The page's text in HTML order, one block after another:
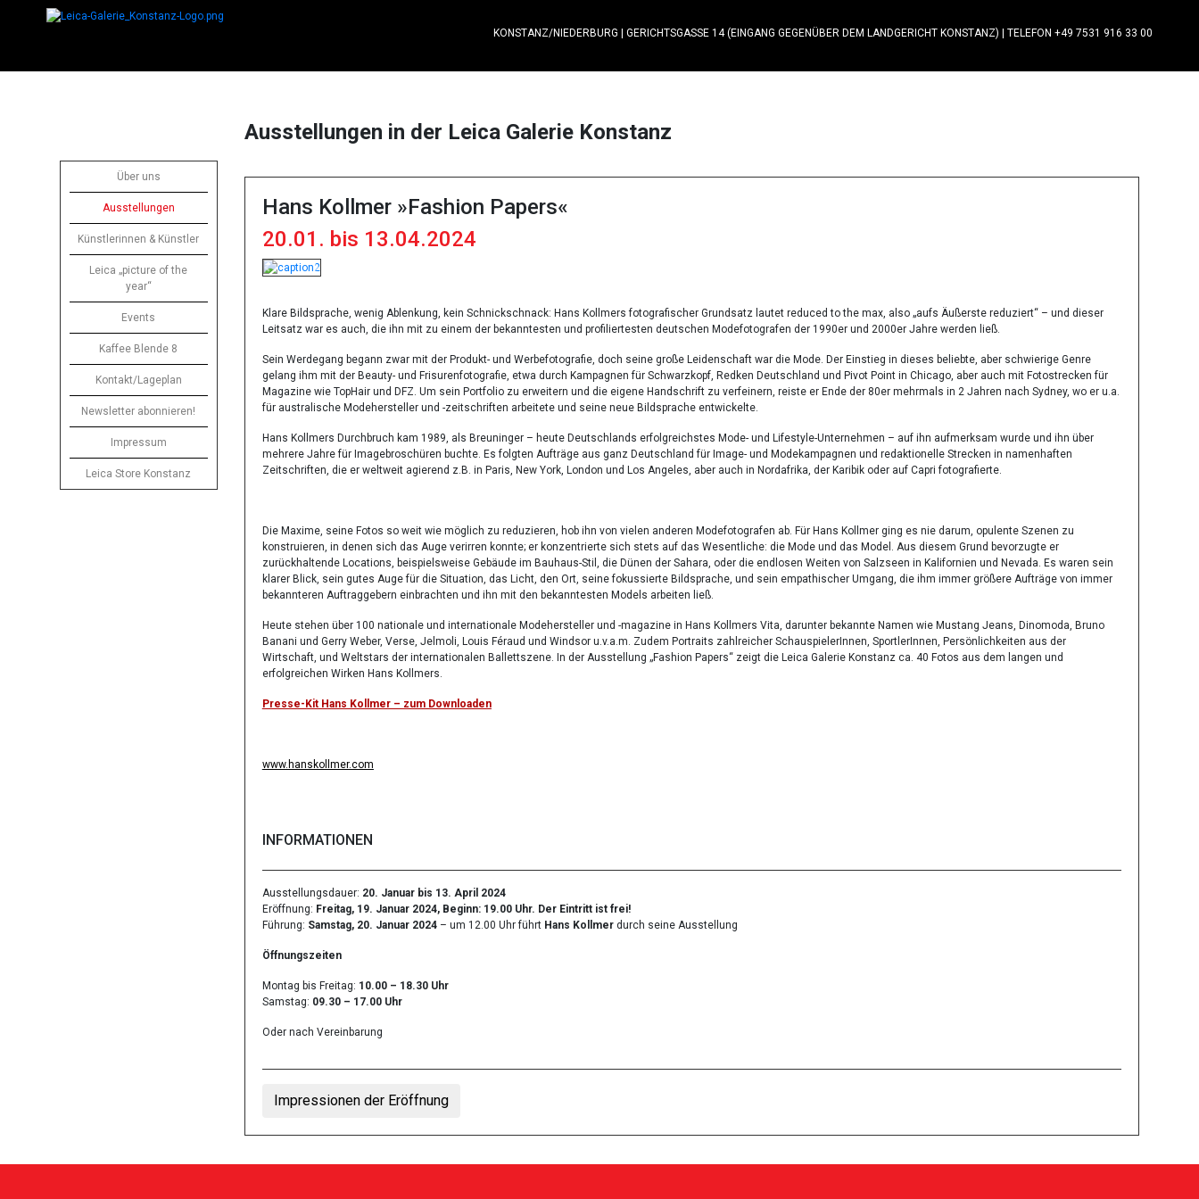
KONSTANZ/NIEDERBURG GERICHTSGASSE 14 (EINGANG GEGENÜBER DEM LANDGERICHT KONSTANZ) TELEFON +49 7531 916 33 00
Über uns
Ausstellungen
Künstlerinnen & Künstler
Leica „picture of the
year“
Events
Kaffee Blende 8
Kontakt/Lageplan
Newsletter abonnieren!
Impressum
Leica Store Konstanz
Ausstellungen in der Leica Galerie Konstanz
Hans Kollmer »Fashion Papers«
20.01. bis 13.04.2024
Previous Next
Klare Bildsprache, wenig Ablenkung, kein Schnickschnack: Hans Kollmers fotografischer Grundsatz lautet reduced to the max, also „aufs Äußerste reduziert“ – und dieser
Leitsatz war es auch, die ihn mit zu einem der bekanntesten und profiliertesten deutschen Modefotografen der 1990er und 2000er Jahre werden ließ.
Sein Werdegang begann zwar mit der Produkt- und Werbefotografie, doch seine große Leidenschaft war die Mode. Der Einstieg in dieses beliebte, aber schwierige Genre
gelang ihm mit der Beauty- und Frisurenfotografie, etwa durch Kampagnen für Schwarzkopf, Redken Deutschland und Pivot Point in Chicago, aber auch mit Fotostrecken für
Magazine wie TopHair und DFZ. Um sein Portfolio zu erweitern und die eigene Handschrift zu verfeinern, reiste er Ende der 80er mehrmals in 2 Jahren nach Sydney, wo er u.a.
für australische Modehersteller und -zeitschriften arbeitete und seine neue Bildsprache entwickelte.
Hans Kollmers Durchbruch kam 1989, als Breuninger – heute Deutschlands erfolgreichstes Mode- und Lifestyle-Unternehmen – auf ihn aufmerksam wurde und ihn über
mehrere Jahre für Imagebroschüren buchte. Es folgten Aufträge aus ganz Deutschland für Image- und Modekampagnen und redaktionelle Strecken in namenhaften
Zeitschriften, die er weltweit agierend z.B. in Paris, New York, London und Los Angeles, aber auch in Nordafrika, der Karibik oder auf Capri fotografierte.
Die Maxime, seine Fotos so weit wie möglich zu reduzieren, hob ihn von vielen anderen Modefotografen ab. Für Hans Kollmer ging es nie darum, opulente Szenen zu
konstruieren, in denen sich das Auge verirren konnte; er konzentrierte sich stets auf das Wesentliche: die Mode und das Model. Aus diesem Grund bevorzugte er
zurückhaltende Locations, beispielsweise Gebäude im Bauhaus-Stil, die Dünen der Sahara, oder die endlosen Weiten von Salzseen in Kalifornien und Nevada. Es waren sein
klarer Blick, sein gutes Auge für die Situation, das Licht, den Ort, seine fokussierte Bildsprache, und sein empathischer Umgang, die ihm immer größere Aufträge von immer
bekannteren Auftraggebern einbrachten und ihn mit den bekanntesten Models arbeiten ließ.
Heute stehen über 100 nationale und internationale Modehersteller und -magazine in Hans Kollmers Vita, darunter bekannte Namen wie Mustang Jeans, Dinomoda, Bruno
Banani und Gerry Weber, Verse, Jelmoli, Louis Féraud und Windsor u.v.a.m. Zudem Portraits zahlreicher SchauspielerInnen, SportlerInnen, Persönlichkeiten aus der
Wirtschaft, und Weltstars der internationalen Ballettszene. In der Ausstellung „Fashion Papers“ zeigt die Leica Galerie Konstanz ca. 40 Fotos aus dem langen und
erfolgreichen Wirken Hans Kollmers.
Presse-Kit Hans Kollmer – zum Downloaden
www.hanskollmer.com
INFORMATIONEN
Ausstellungsdauer: 20. Januar bis 13. April 2024
Eröffnung: Freitag, 19. Januar 2024, Beginn: 19.00 Uhr. Der Eintritt ist frei!
Führung: Samstag, 20. Januar 2024– um 12.00 Uhr führt Hans Kollmerdurch seine Ausstellung
Öffnungszeiten
Montag bis Freitag: 10.00 – 18.30 Uhr
Samstag: 09.30 – 17.00 Uhr
Oder nach Vereinbarung
Impressionen der Eröffnung